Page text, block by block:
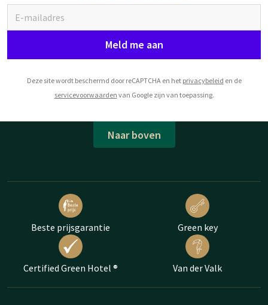
Meld me aan
Deze site wordt beschermd door reCAPTCHA en het privacybeleid en de
servicevoorwaarden van Google zijn van toepassing.
Naar boven
Beste prijsgarantie Green key
Certified Green Hotel ® Van der Valk